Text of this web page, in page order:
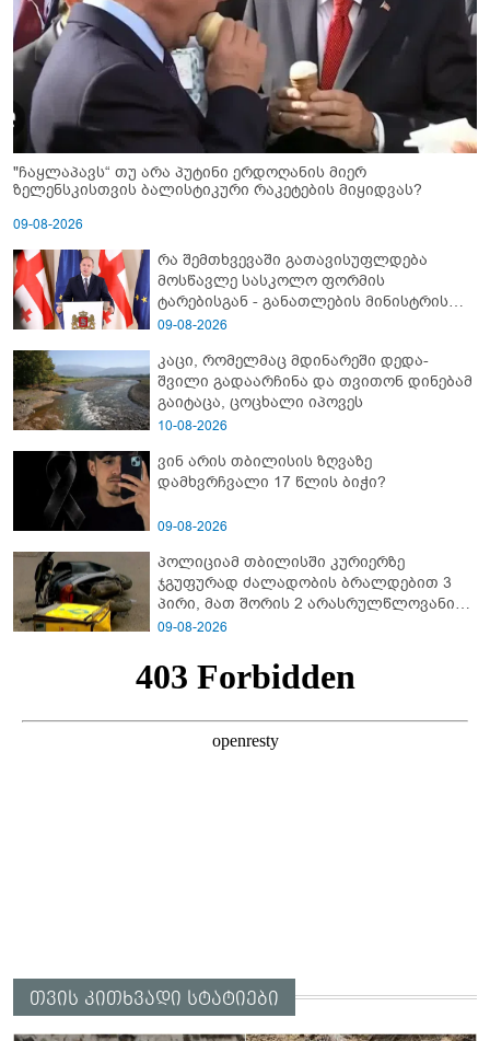
"ჩაყლაპავს“ თუ არა პუტინი ერდოღანის მიერ
ზელენსკისთვის ბალისტიკური რაკეტების მიყიდვას?
09-08-2026
რა შემთხვევაში გათავისუფლდება
მოსწავლე სასკოლო ფორმის
ტარებისგან - განათლების მინისტრის
განმარტება
09-08-2026
კაცი, რომელმაც მდინარეში დედა-
შვილი გადაარჩინა და თვითონ დინებამ
გაიტაცა, ცოცხალი იპოვეს
10-08-2026
ვინ არის თბილისის ზღვაზე
დამხვრჩვალი 17 წლის ბიჭი?
09-08-2026
პოლიციამ თბილისში კურიერზე
ჯგუფურად ძალადობის ბრალდებით 3
პირი, მათ შორის 2 არასრულწლოვანი
დააკავა
09-08-2026
თვის კითხვადი სტატიები